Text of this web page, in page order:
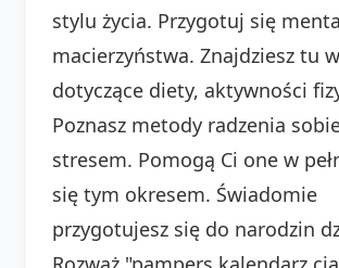
stylu życia. Przygotuj się
macierzyństwa. Znajdziesz tu
dotyczące diety, aktywności
Poznasz metody radzenia
stresem. Pomogą Ci one w
się tym okresem. Świadomie
przygotujesz się do narodzin